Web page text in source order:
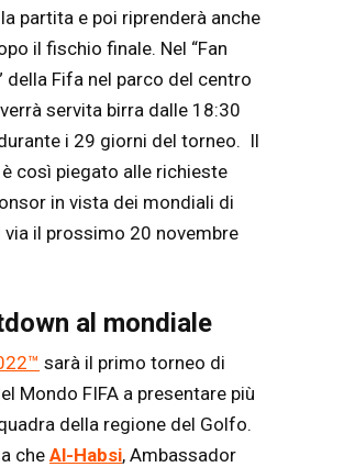
partita e poi riprenderà anche
il fischio finale. Nel “Fan
della Fifa nel parco del centro
servita birra dalle 18:30
i 29 giorni del torneo. Il
così piegato alle richieste
in vista dei mondiali di
via il prossimo 20 novembre
al mondiale
sarà il primo torneo di
Mondo FIFA a presentare più
della regione del Golfo.
che Al-Habsi, Ambassador